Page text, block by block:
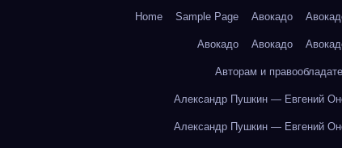
Home Sample Page Авокадо
Авокадо Авокадо
Авторам и
Александр Пушкин — Евгений
Александр Пушкин — Евгений